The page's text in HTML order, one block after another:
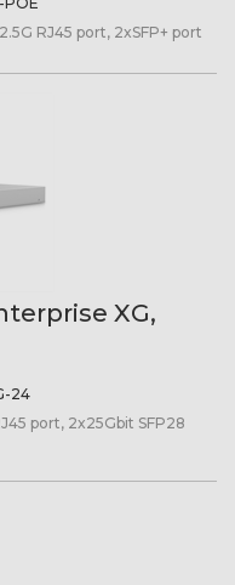
RJ45 port, 2xSFP+ port
XG,
24
port, 2x25Gbit SFP28